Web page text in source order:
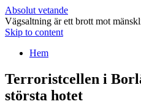
Absolut vetande
Vägsaltning är ett brott mot
Skip to content
Hem
Terroristcellen i
största hotet